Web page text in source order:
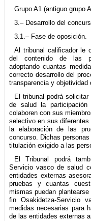
Grupo A1 (antiguo grupo
3.– Desarrollo del
3.1.– Fase de oposición.
Al tribunal calificador le
del contenido de las
adoptando cuantas
correcto desarrollo del
transparencia y objetividad
El tribunal podrá
de salud la
colaboren con sus
selectivo en sus
la elaboración de las
concurso. Dichas
titulación exigido a las
El Tribunal podrá
Servicio vasco de salud
entidades externas
pruebas y cuantas
mismas puedan
fin Osakidetza-Servicio
medidas necesarias para
de las entidades externas